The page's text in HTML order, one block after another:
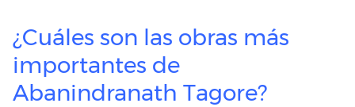
¿Cuáles son las obras más
importantes de
Abanindranath Tagore?